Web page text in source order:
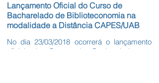
Lançamento Oficial do Curso de
Bacharelado de Biblioteconomia na
modalidade a Distância CAPES/UAB
No dia 23/03/2018 ocorrerá o lançamento
oficial do Curso de Bacharelado em